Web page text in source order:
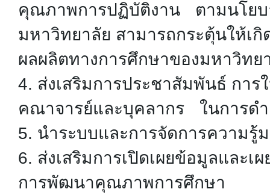
คุณภาพการปฏิบัติงาน ตามนโยบ
มหาวิทยาลัย สามารถกระตุ้นให้เ
ผลผลิตทางการศึกษาของมหาวิทย
4. ส่งเสริมการประชาสัมพันธ์ กา
คณาจารย์และบุคลากร ในการด
5. นำระบบและการจัดการความ
6. ส่งเสริมการเปิดเผยข้อมูลและ
การพัฒนาคุณภาพการศึกษา